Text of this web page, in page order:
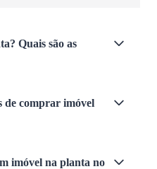
Quais são as
de comprar imóvel
imóvel na planta no